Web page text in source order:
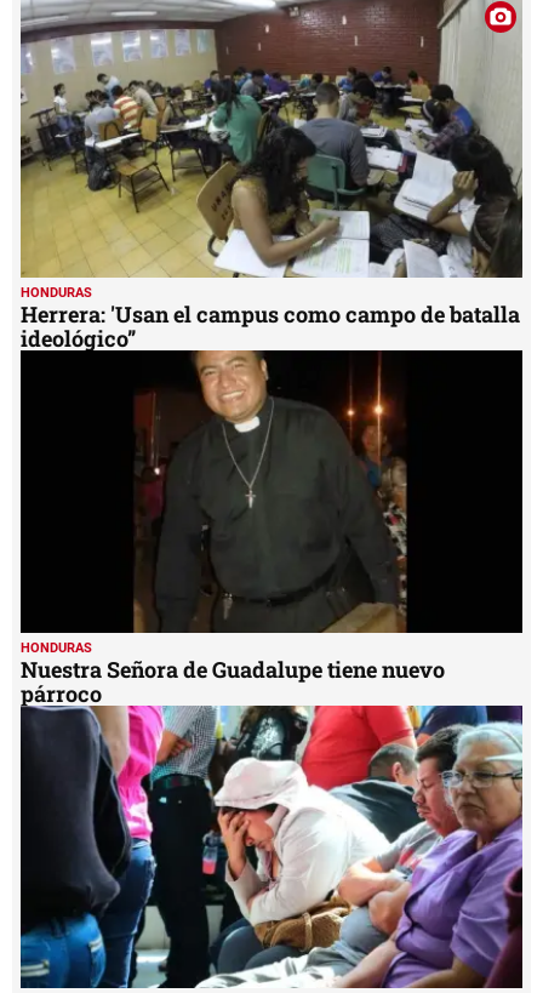
HONDURAS
Herrera: 'Usan el campus como campo de batalla
ideológico”
HONDURAS
Nuestra Señora de Guadalupe tiene nuevo
párroco